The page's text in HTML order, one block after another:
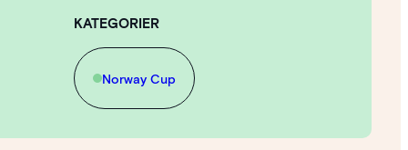
KATEGORIER
Norway Cup